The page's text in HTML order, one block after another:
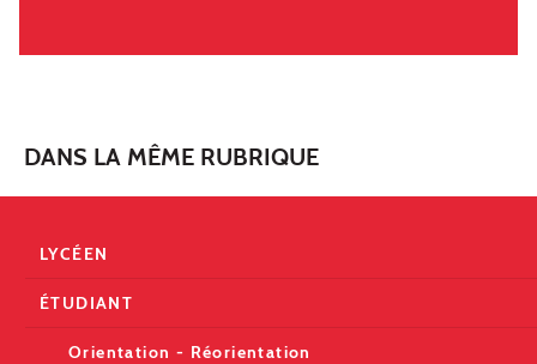
DANS LA MÊME RUBRIQUE
LYCÉEN
ÉTUDIANT
Orientation - Réorientation